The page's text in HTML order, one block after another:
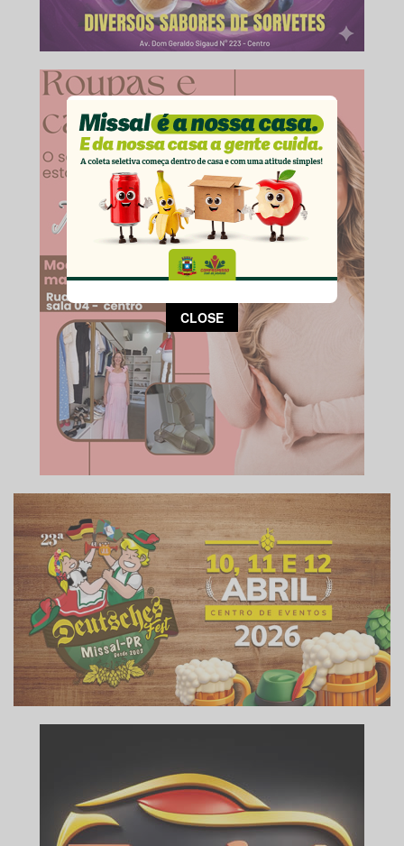
This popup will close in:14
CLOSE